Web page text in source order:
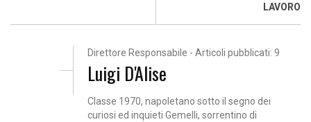
LAVORO
Direttore Responsabile - Articoli pubblicati: 9
Luigi D'Alise
Classe 1970, napoletano sotto il segno dei
curiosi ed inquieti Gemelli, sorrentino di